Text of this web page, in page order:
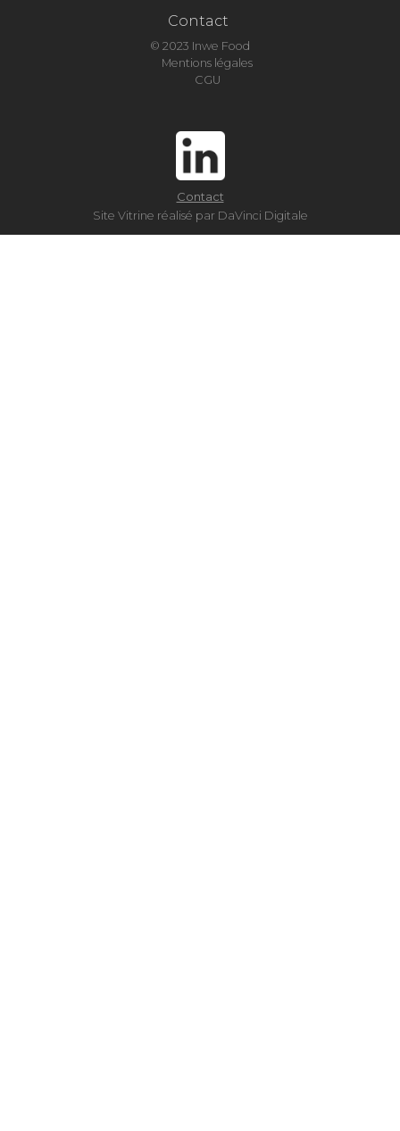
Contact
© 2023 Inwe Food
Mentions légales
CGU
Site Vitrine réalisé par DaVinci Digitale
Contact